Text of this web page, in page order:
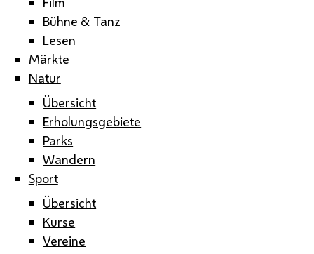
Bühne & Tanz
Lesen
Märkte
Natur
Übersicht
Erholungsgebiete
Parks
Wandern
Sport
Übersicht
Kurse
Vereine